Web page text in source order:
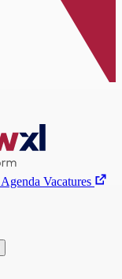
Agenda Vacatures